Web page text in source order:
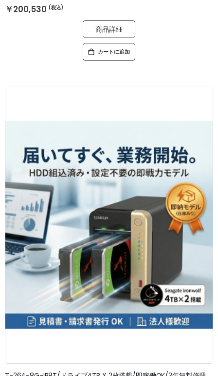
￥200,530
商品詳細
カートに追加